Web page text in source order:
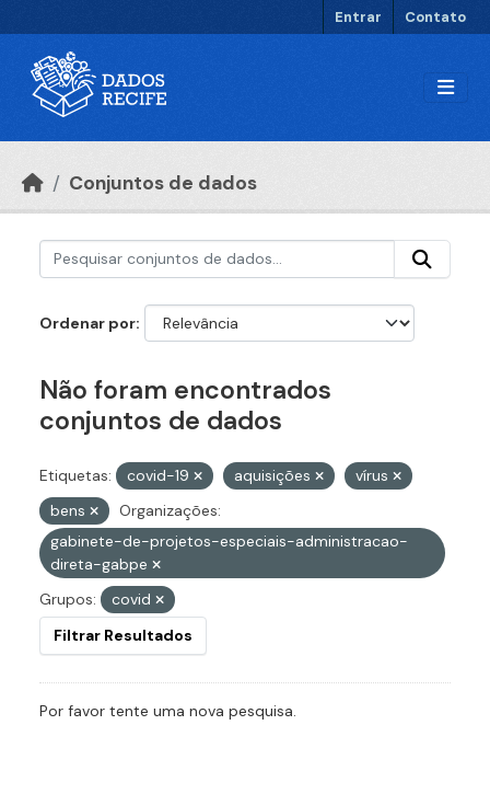
Entrar Contato
Conjuntos de dados
Ordenar por
Não foram encontrados
conjuntos de dados
Etiquetas: covid-19 aquisições
vírus
bens
Organizações:
gabinete-de-projetos-especiais-administracao-
direta-gabpe
Grupos:
covid
Filtrar Resultados
Por favor tente uma nova pesquisa.